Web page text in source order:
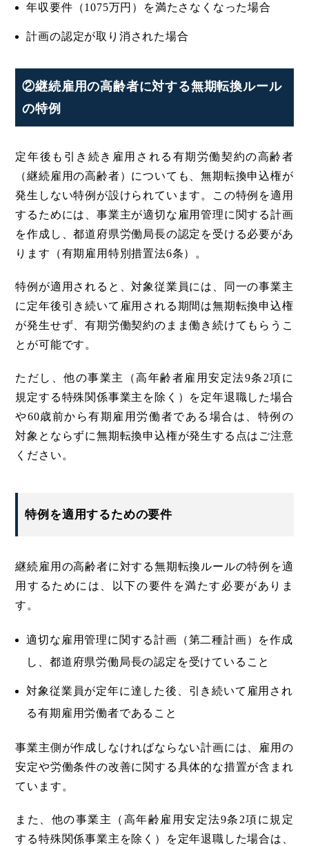
年収要件（1075万円）を満たさなくなった場合
計画の認定が取り消された場合
②継続雇用の高齢者に対する無期転換ルール
の特例
定年後も引き続き雇用される有期労働契約の高齢者
（継続雇用の高齢者）についても、無期転換申込権が
発生しない特例が設けられています。この特例を適用
するためには、事業主が適切な雇用管理に関する計画
を作成し、都道府県労働局長の認定を受ける必要があ
ります（有期雇用特別措置法6条）。
特例が適用されると、対象従業員には、同一の事業主
に定年後引き続いて雇用される期間は無期転換申込権
が発生せず、有期労働契約のまま働き続けてもらうこ
とが可能です。
ただし、他の事業主（高年齢者雇用安定法9条2項に
規定する特殊関係事業主を除く）を定年退職した場合
や60歳前から有期雇用労働者である場合は、特例の
対象とならずに無期転換申込権が発生する点はご注意
ください。
特例を適用するための要件
継続雇用の高齢者に対する無期転換ルールの特例を適
用するためには、以下の要件を満たす必要がありま
す。
適切な雇用管理に関する計画（第二種計画）を作成
し、都道府県労働局長の認定を受けていること
対象従業員が定年に達した後、引き続いて雇用され
る有期雇用労働者であること
事業主側が作成しなければならない計画には、雇用の
安定や労働条件の改善に関する具体的な措置が含まれ
ています。
また、他の事業主（高年齢雇用安定法9条2項に規定
する特殊関係事業主を除く）を定年退職した場合は、